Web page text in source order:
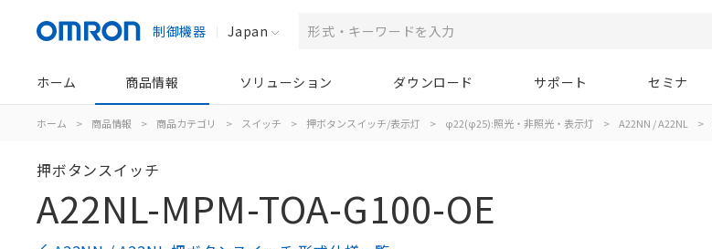
制御機器 Japan
ホーム 商品情報 ソリューション ダウンロード サポート セミナ
ホーム > 商品情報 > 商品カテゴリ > スイッチ > 押ボタンスイッチ/表示灯 > φ22(φ25):照光・非照光・表示灯 > A22NN / A22NL >
押ボタンスイッチ
A22NL-MPM-TOA-G100-OE